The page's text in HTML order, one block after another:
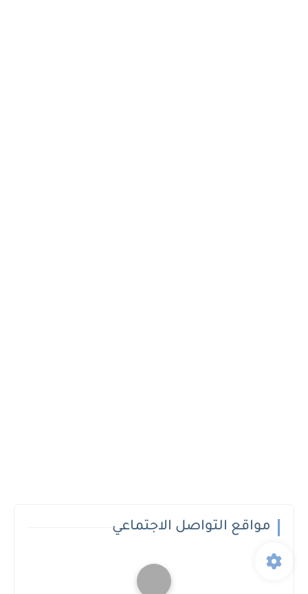
مواقع التواصل الاجتماعي